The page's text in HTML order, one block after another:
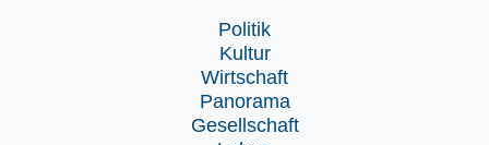
Politik
Kultur
Wirtschaft
Panorama
Gesellschaft